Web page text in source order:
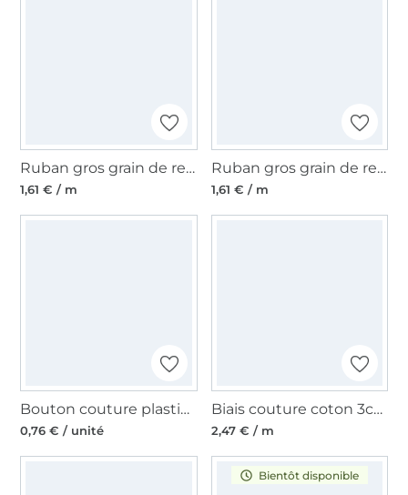
Ruban gros grain de reps, 1cm, Ancre marine étoile bord de mer, bleu marine
1,61 € / m
Ruban gros grain de reps, 1cm, Ancre marine étoile bord de mer, rouge
1,61 € / m
Bouton couture plastique Ancre 13 mm, marine
0,76 € / unité
Biais couture coton 3cm, Ancres marines, bleu
2,47 € / m
Bientôt disponible